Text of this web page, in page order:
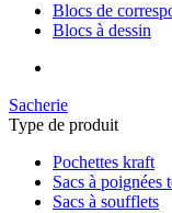
Blocs de
Blocs à dessin
Sacherie
Type de produit
Pochettes kraft
Sacs à poignées
Sacs à soufflets